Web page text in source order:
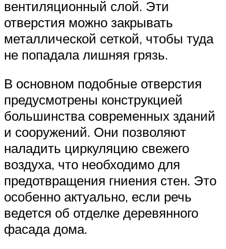
вентиляционный слой. Эти
отверстия можно закрывать
металлической сеткой, чтобы туда
не попадала лишняя грязь.
В основном подобные отверстия
предусмотрены конструкцией
большинства современных зданий
и сооружений. Они позволяют
наладить циркуляцию свежего
воздуха, что необходимо для
предотвращения гниения стен. Это
особенно актуально, если речь
ведется об отделке деревянного
фасада дома.